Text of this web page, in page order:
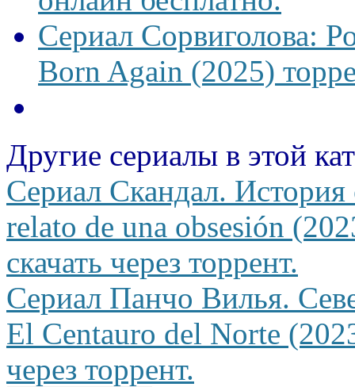
Сериал Сорвиголова:
Born Again (2025)
Другие сериалы в этой
Сериал Скандал.
relato de una obsesión
скачать через торрент.
Сериал Панчо Вилья.
El Centauro del Norte
через торрент.